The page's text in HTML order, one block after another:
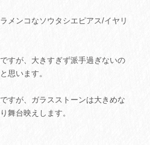
メンコなソウタシエピアス/イヤリ
すが、大きすぎず派手過ぎないの
思います。
すが、ガラスストーンは大きめな
舞台映えします。